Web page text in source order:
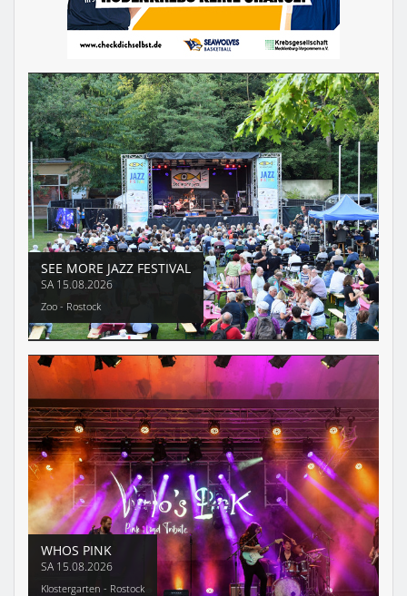
SEE MORE JAZZ FESTIVAL
SA 15.08.2026
Zoo - Rostock
WHOS PINK
SA 15.08.2026
Klostergarten - Rostock